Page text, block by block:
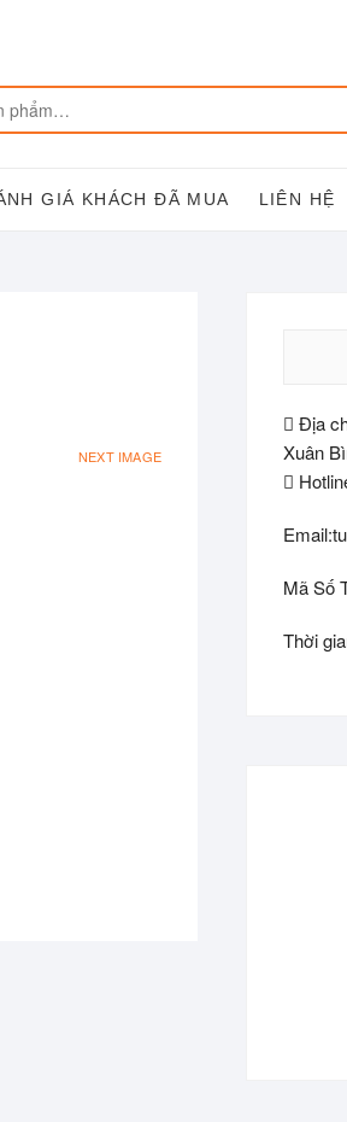
GIÁ KHÁCH ĐÃ MUA LIÊN HỆ
NEXT IMAGE
Địa
Xuân
Mã Số
Thời